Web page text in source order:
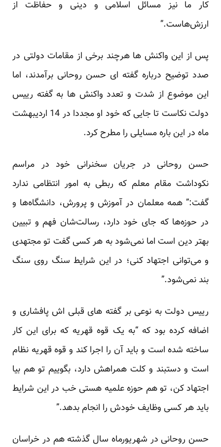
کار ما نیز مسائل اسلامی و دینی و حفاظت از
ارزش‌هاست.”
پس از این واکنش ها هرچند برخی از مقامات دولتی در
صدد توضیح درباره گفته ای حسن روحانی برآمدند، اما
این موضوع از شدت و تعدد واکنش ها به گفته رییس
دولت نکاست تا جایی که خود او مجددا در 14 اردیبهشت
ماه در این باره مسایلی را مطرح کرد.
حسن روحانی در جریان سخنرانی خود در مراسم
نکوداشت مقام معلم که ربطی به امور انتظامی ندارد
گفت:” همه معلمان در آموزش و پرورش، دانشگاه‌ها و
‌در حوزه‌ها که جای خود دارد، رسالت‌شان فهم و تبیین
بهتر دین است اما نمی‌شود به هر کسی گفت تو مجتهدی
و می‌توانی اجتهاد کنی؛ در این شرایط سنگ روی سنگ
بند نمی‌شود.”
رییس دولت به نوعی بر گفته های قبلی اش پافشاری و
اضافه کرده بود که “به یک قوه قهریه که برای این کار
ساخته شده است و باید آن را اجرا کند و قوه قهریه نظام
است و دستبند و کلت همراهش دارد، بگوییم تو هم بیا
اجتهاد کن، تو هم حوزه علمیه هستی خب در این شرایط
باید هر کسی وظایف خودش را انجام بدهد.”
حسن روحانی در شهریورماه سال گذشته هم در خراسان